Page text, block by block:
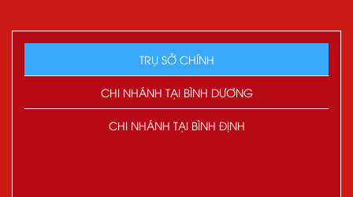
TRỤ SỞ CHÍNH
CHI NHÁNH TẠI BÌNH DƯƠNG
CHI NHÁNH TẠI BÌNH ĐỊNH